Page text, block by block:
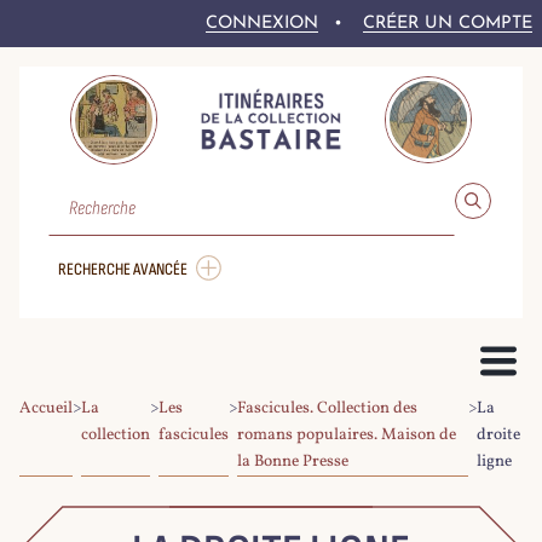
CONNEXION CRÉER UN COMPTE
RECHERCHE AVANCÉE
PRÉSENTATION DU PROJET
LE FONDS BASTAIRE
COLLEX-PERSÉE
LA NUMÉRISATION DU CORPUS
DROITS ET CONDITIONS DE RÉ-UTILISATION
AIDE À LA RECHERCHE
LE CORPUS NUMÉRIQUE
PARCOURIR LE CORPUS
RECHERCHER DANS LE CORPUS
EXPLOITER LE CORPUS
Accueil>La
collection
>Les
fascicules
>Fascicules. Collection des
romans populaires. Maison de
la Bonne Presse
>La
droite
ligne